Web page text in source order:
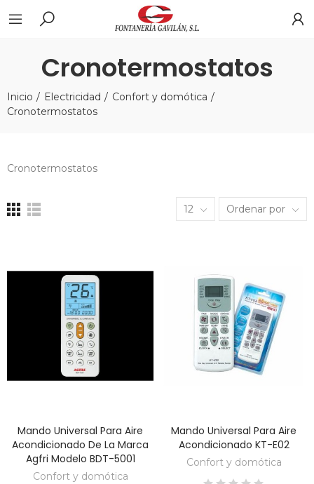
Cronotermostatos
Inicio Electricidad
Confort y domótica
Cronotermostatos
Cronotermostatos
12 Ordenar por
DESCUBRE
Mando Universal Para Aire
Acondicionado De La Marca
Agfri Modelo BDT-5001
Confort y domótica
DESCUBRE
Mando Universal Para Aire
Acondicionado KT-E02
Confort y domótica